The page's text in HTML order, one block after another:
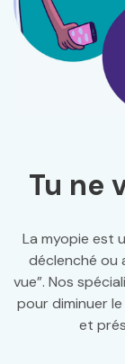
Tu ne
La myopie est
déclenché ou
vue”. Nos
pour diminuer
et